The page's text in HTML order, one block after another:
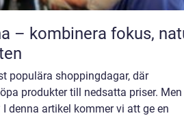
– kombinera fokus,
populära shoppingdagar, där
produkter till nedsatta priser.
denna artikel kommer vi att ge en